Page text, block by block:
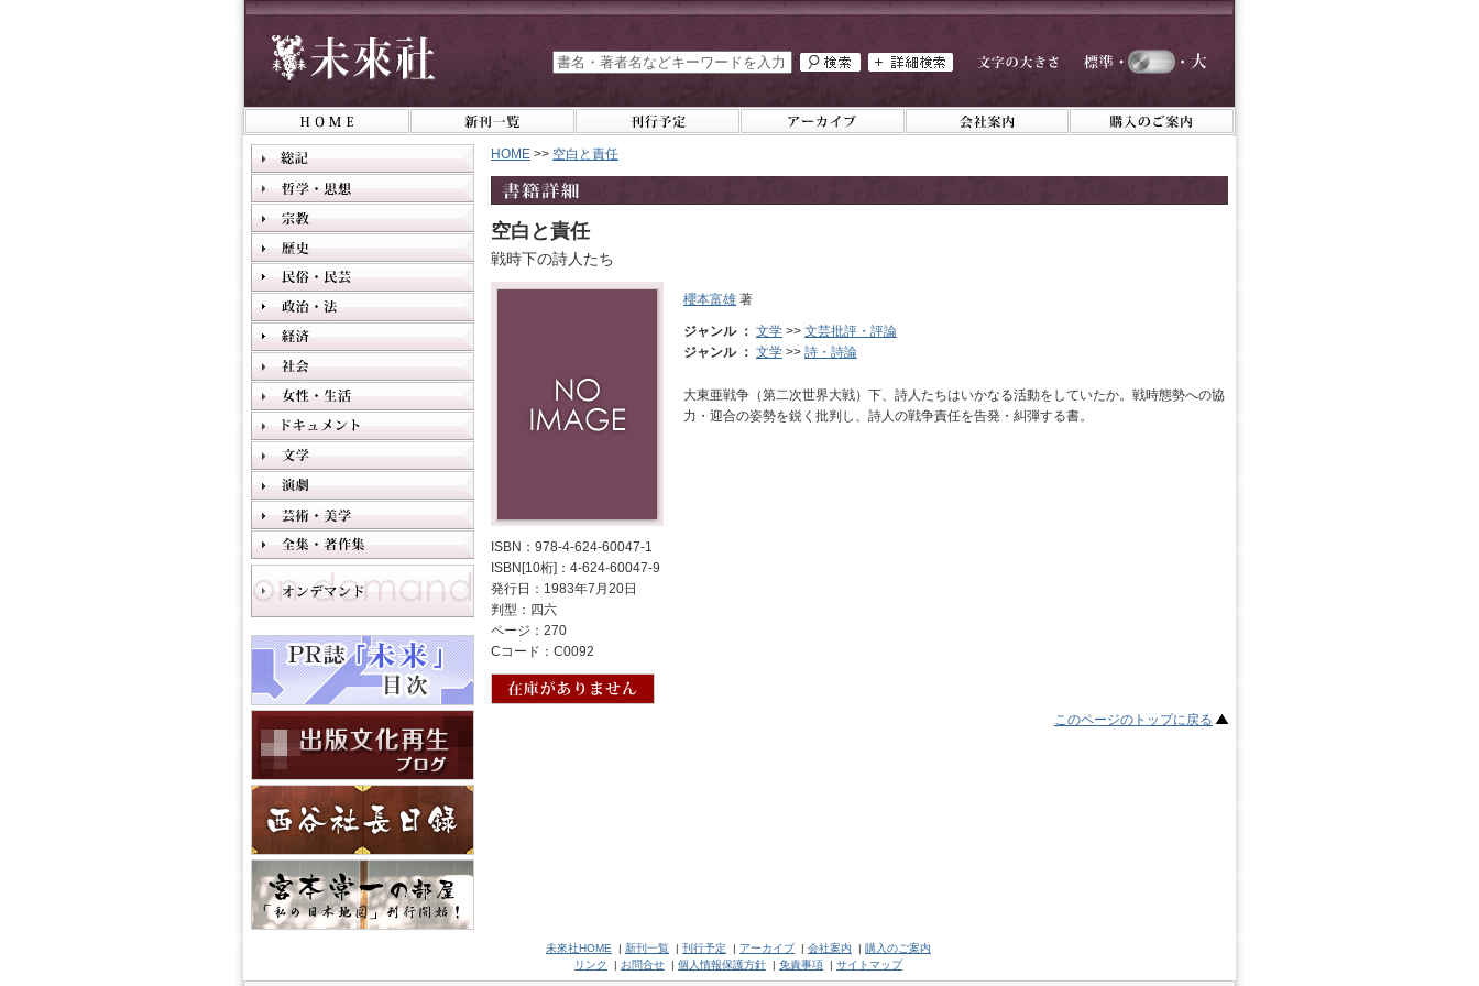
HOME >> 空白と責任
空白と責任
戦時下の詩人たち
ISBN：978-4-624-60047-1
ISBN[10桁]：4-624-60047-9
発行日：1983年7月20日
判型：四六
ページ：270
Cコード：C0092
櫻本富雄 著
ジャンル ： 文学 >> 文芸批評・評論
ジャンル ： 文学 >> 詩・詩論
大東亜戦争（第二次世界大戦）下、詩人たちはいかなる活動をしていたか。戦時態勢への協
力・迎合の姿勢を鋭く批判し、詩人の戦争責任を告発・糾弾する書。
このページのトップに戻る
未來社HOME | 新刊一覧 | 刊行予定 | アーカイブ | 会社案内 | 購入のご案内
リンク
| お問合せ | 個人情報保護方針 | 免責事項 | サイトマップ